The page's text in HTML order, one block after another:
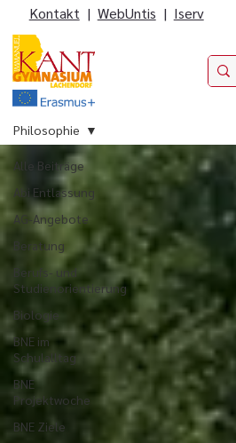
Kontakt | WebUntis | Iserv
Alle Beiträge
Abi Entlassung
AG-Angebote
Beratung
Berufs- und
Studienorientierung
Biologie
BNE im
Schulalltag
BNE
Projektwoche
BNE Ziele
Philosophie